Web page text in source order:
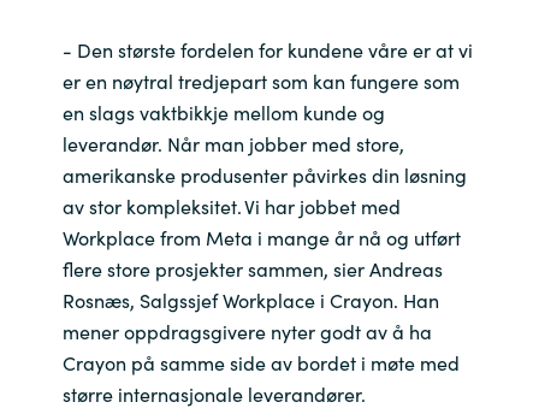
- Den største fordelen for kundene våre er at vi
er en nøytral tredjepart som kan fungere som
en slags vaktbikkje mellom kunde og
leverandør. Når man jobber med store,
amerikanske produsenter påvirkes din løsning
av stor kompleksitet. Vi har jobbet med
Workplace from Meta i mange år nå og utført
flere store prosjekter sammen, sier Andreas
Rosnæs, Salgssjef Workplace i Crayon. Han
mener oppdragsgivere nyter godt av å ha
Crayon på samme side av bordet i møte med
større internasjonale leverandører.